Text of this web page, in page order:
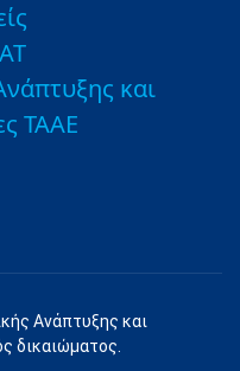
και
ΤΑΑΕ
Ανάπτυξης και
δικαιώματος.